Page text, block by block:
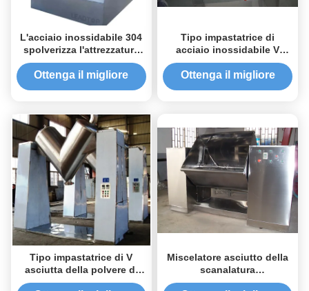
L'acciaio inossidabile 304
spolverizza l'attrezzatura
mescolantesi con il
barilotto a forma di del
Ottenga il migliore
Tipo impastatrice di
acciaio inossidabile V
asciutta della polvere con
il pulsometro
Ottenga il migliore
Tipo impastatrice di V
asciutta della polvere di
acciaio inossidabile 72-
Miscelatore asciutto della
scanalatura
dell'impastatrice della